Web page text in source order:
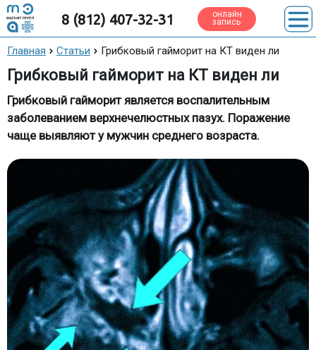
8 (812) 407-32-31 онлайн
запись
Главная Статьи Грибковый гайморит на КТ виден ли
Грибковый гайморит на КТ виден ли
Грибковый гайморит является воспалительным
заболеванием верхнечелюстных пазух. Поражение
чаще выявляют у мужчин среднего возраста.